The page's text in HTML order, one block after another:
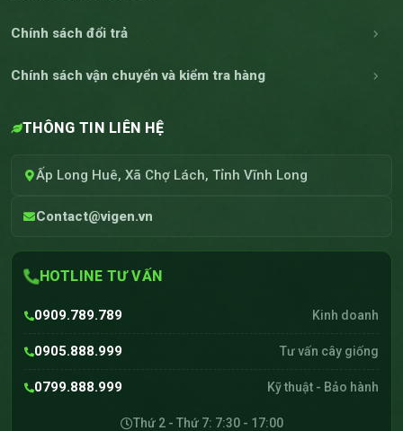
Chính sách đổi trả
Chính sách vận chuyển và kiểm tra hàng
THÔNG TIN LIÊN HỆ
Ấp Long Huê, Xã Chợ Lách, Tỉnh Vĩnh Long
Contact@vigen.vn
HOTLINE TƯ VẤN
0909.789.789 Kinh doanh
0905.888.999 Tư vấn cây giống
0799.888.999 Kỹ thuật - Bảo hành
Thứ 2 - Thứ 7: 7:30 - 17:00